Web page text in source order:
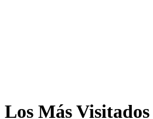
Los Más Visitados